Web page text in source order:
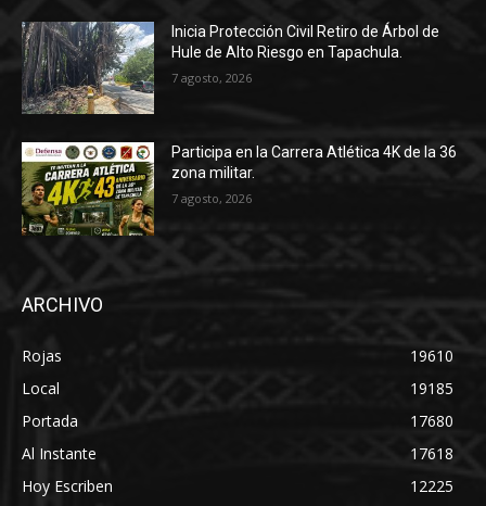
Inicia Protección Civil Retiro de Árbol de
Hule de Alto Riesgo en Tapachula.
7 agosto, 2026
Participa en la Carrera Atlética 4K de la 36
zona militar.
7 agosto, 2026
ARCHIVO
Rojas
19610
Local
19185
Portada
17680
Al Instante
17618
Hoy Escriben
12225